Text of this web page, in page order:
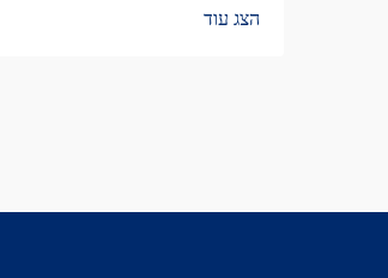
השונים הזמינים, שמן סיבוב
הצג עוד